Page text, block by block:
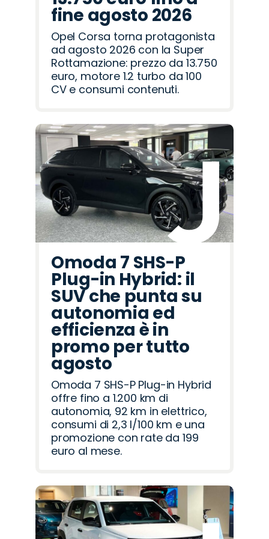
fine agosto 2026
Opel Corsa torna protagonista
ad agosto 2026 con la Super
Rottamazione: prezzo da 13.750
euro, motore 1.2 turbo da 100
CV e consumi contenuti.
Omoda 7 SHS-P
Plug-in Hybrid: il
SUV che punta su
autonomia ed
efficienza è in
promo per tutto
agosto
Omoda 7 SHS-P Plug-in Hybrid
offre fino a 1.200 km di
autonomia, 92 km in elettrico,
consumi di 2,3 l/100 km e una
promozione con rate da 199
euro al mese.